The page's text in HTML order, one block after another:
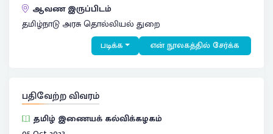
ஆவண இருப்பிடம்
தமிழ்நாடு அரசு தொல்லியல் துறை
படிக்க என் நூலகத்தில் சேர்க்க
பதிவேற்ற விவரம்
தமிழ் இணையக் கல்விக்கழகம்